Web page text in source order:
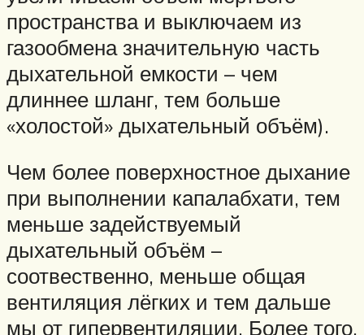
пространства и выключаем из
газообмена значительную часть
дыхательной емкости – чем
длиннее шланг, тем больше
«холостой» дыхательный объём).
Чем более поверхностное дыхание
при выполнении капалабхати, тем
меньше задействуемый
дыхательный объём –
соотвественно, меньше общая
вентиляция лёгких и тем дальше
мы от гипервентиляции. Более того,